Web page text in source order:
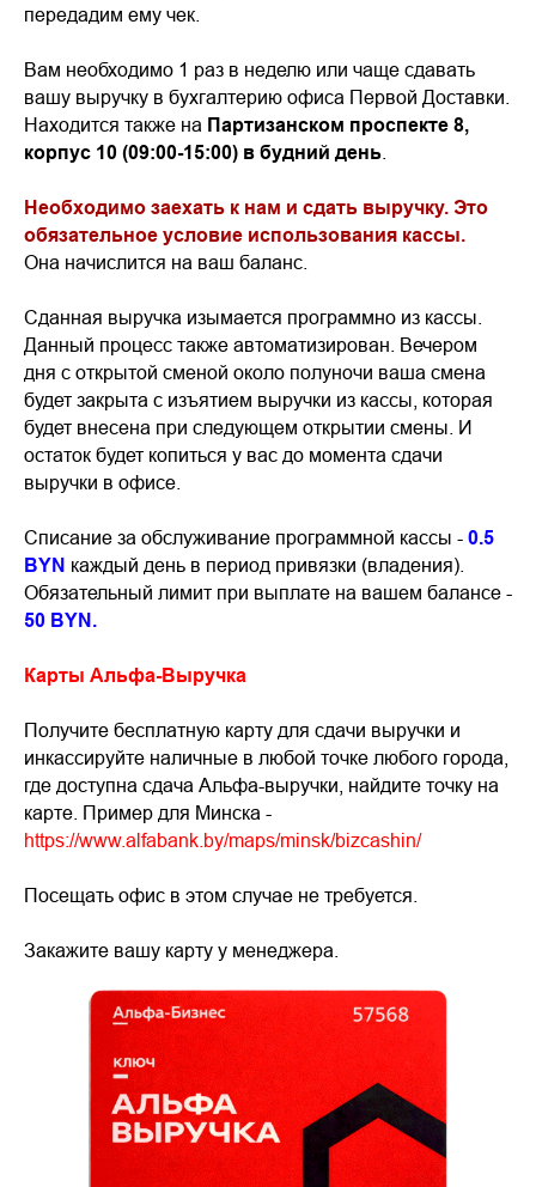
передадим ему чек.
Вам необходимо 1 раз в неделю или чаще сдавать
вашу выручку в бухгалтерию офиса Первой Доставки.
Находится также на Партизанском проспекте 8,
корпус 10 (09:00-15:00) в будний день
Необходимо заехать к нам и сдать выручку. Это
обязательное условие использования кассы.
Она начислится на ваш баланс.
Сданная выручка изымается программно из кассы.
Данный процесс также автоматизирован. Вечером
дня с открытой сменой около полуночи ваша смена
будет закрыта с изъятием выручки из кассы, которая
будет внесена при следующем открытии смены. И
остаток будет копиться у вас до момента сдачи
выручки в офисе.
Списание за обслуживание программной кассы - 0.5
BYN каждый день в период привязки (владения).
Обязательный лимит при выплате на вашем балансе -
50 BYN.
Карты Альфа-Выручка
Получите бесплатную карту для сдачи выручки и
инкассируйте наличные в любой точке любого города,
где доступна сдача Альфа-выручки, найдите точку на
карте. Пример для Минска -
https://www.alfabank.by/maps/minsk/bizcashin/
Посещать офис в этом случае не требуется.
Закажите вашу карту у менеджера.